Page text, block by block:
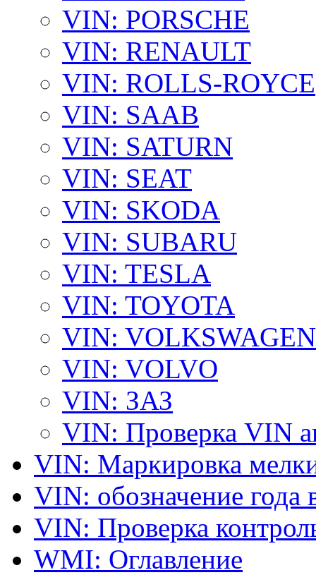
VIN: PORSCHE
VIN: RENAULT
VIN: ROLLS-ROYCE
VIN: SAAB
VIN: SATURN
VIN: SEAT
VIN: SKODA
VIN: SUBARU
VIN: TESLA
VIN: TOYOTA
VIN: VOLKSWAGEN
VIN: VOLVO
VIN: ЗАЗ
VIN: Проверка VIN
VIN: Маркировка
VIN: обозначение года
VIN: Проверка
WMI: Оглавление